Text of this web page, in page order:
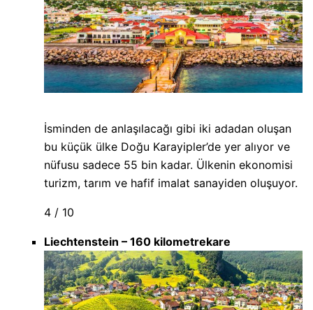
İsminden de anlaşılacağı gibi iki adadan oluşan
bu küçük ülke Doğu Karayipler’de yer alıyor ve
nüfusu sadece 55 bin kadar. Ülkenin ekonomisi
turizm, tarım ve hafif imalat sanayiden oluşuyor.
4 / 10
Liechtenstein – 160 kilometrekare